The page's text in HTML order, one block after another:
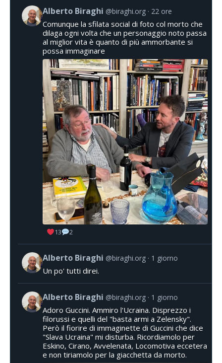
Alberto Biraghi @biraghi.org 22 ore
Comunque la sfilata social di foto col morto che
dilaga ogni volta che un personaggio noto passa
al miglior vita è quanto di più ammorbante si
possa immaginare
13 2
Alberto Biraghi @biraghi.org 1 giorno
Un po' tutti direi.
Alberto Biraghi @biraghi.org 1 giorno
Adoro Guccini. Ammiro l'Ucraina. Disprezzo i
filorussi e quelli del "basta armi a Zelensky".
Però il fiorire di immaginette di Guccini che dice
"Slava Ucraina" mi disturba. Ricordiamolo per
Eskino, Cirano, Avvelenata, Locomotiva eccetera
e non tiriamolo per la giacchetta da morto.